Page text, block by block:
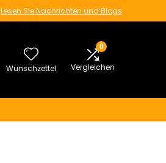
Lesen Sie Nachrichten und Blogs
Wunschzettel
0
Vergleichen